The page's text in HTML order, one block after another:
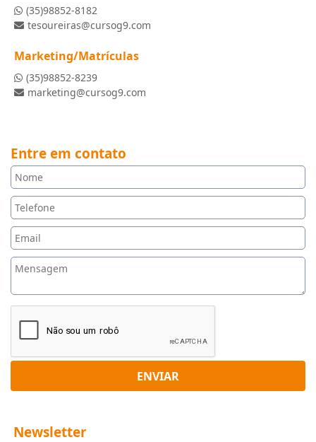
(35)98852-8182
tesoureiras@cursog9.com
Marketing/Matrículas
(35)98852-8239
marketing@cursog9.com
Entre em contato
ENVIAR
Newsletter